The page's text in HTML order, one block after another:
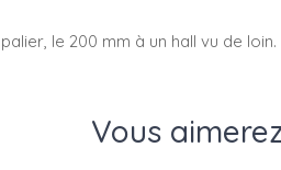
le 200 mm à un hall vu de
Vous